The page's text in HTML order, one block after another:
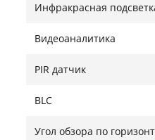
Инфракрасная
Видеоаналитика
PIR датчик
BLC
Угол обзора по